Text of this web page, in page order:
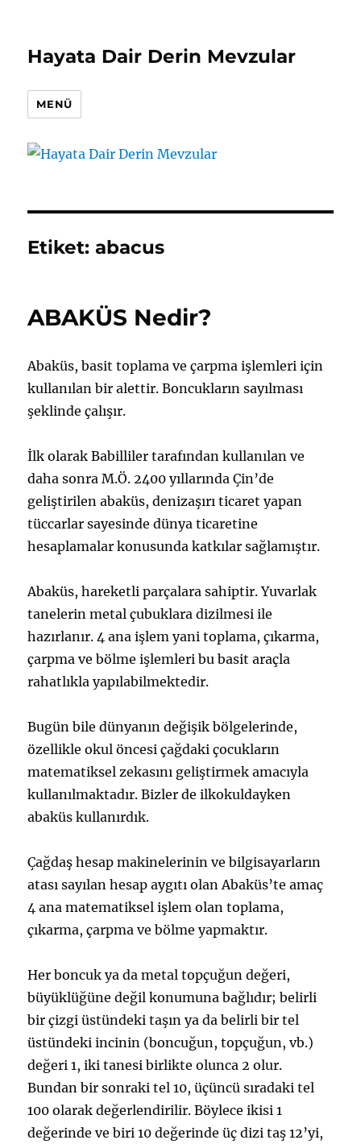
Hayata Dair Derin Mevzular
MENÜ
Etiket:abacus
ABAKÜS Nedir?
Abaküs, basit toplama ve çarpma işlemleri için
kullanılan bir alettir. Boncukların sayılması
şeklinde çalışır.
İlk olarak Babilliler tarafından kullanılan ve
daha sonra M.Ö. 2400 yıllarındaÇin ’de
geliştirilen abaküs, denizaşırı ticaret yapan
tüccarlar sayesinde dünya ticaretine
hesaplamalar konusunda katkılar sağlamıştır.
Abaküs, hareketli parçalara sahiptir. Yuvarlak
tanelerin metal çubuklara dizilmesi ile
hazırlanır. 4 ana işlem yani toplama, çıkarma,
çarpma ve bölme işlemleri bu basit araçla
rahatlıkla yapılabilmektedir.
Bugün bile dünyanın değişik bölgelerinde,
özellikleokul öncesi çağdaki çocukların
matematiksel zekasını geliştirmek amacıyla
kullanılmaktadır. Bizler de ilkokuldayken
abaküs kullanırdık.
Çağdaş hesap makinelerinin vebilgisayarların
atası sayılan hesap aygıtı olan Abaküs’te amaç
4 ana matematiksel işlem olantoplama,
çıkarma,çarpma vebölme yapmaktır.
Her boncuk ya da metal topçuğun değeri,
büyüklüğüne değil konumuna bağlıdır; belirli
bir çizgi üstündeki taşın ya da belirli bir tel
üstündeki incinin (boncuğun, topçuğun, vb.)
değeri 1, iki tanesi birlikte olunca 2 olur.
Bundan bir sonraki tel 10, üçüncü sıradaki tel
100 olarak değerlendirilir. Böylece ikisi 1
değerinde ve biri 10 değerinde üç dizi taş 12’yi,